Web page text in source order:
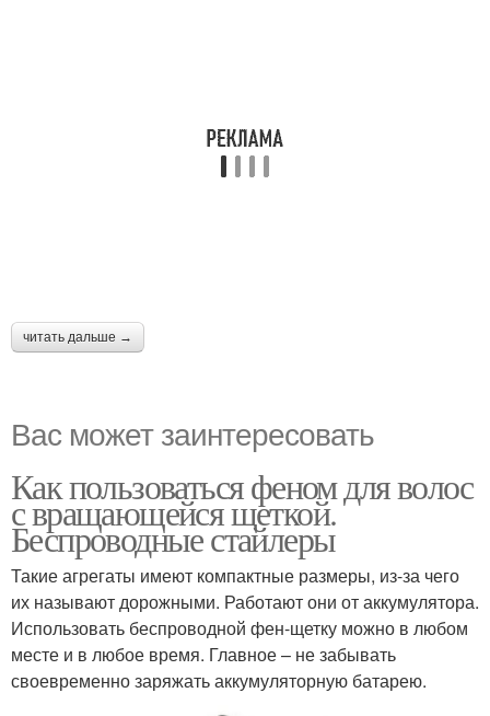
читать дальше →
Вас может заинтересовать
Как пользоваться феном для волос
с вращающейся щеткой.
Беспроводные стайлеры
Такие агрегаты имеют компактные размеры, из-за чего
их называют дорожными. Работают они от аккумулятора.
Использовать беспроводной фен-щетку можно в любом
месте и в любое время. Главное – не забывать
своевременно заряжать аккумуляторную батарею.